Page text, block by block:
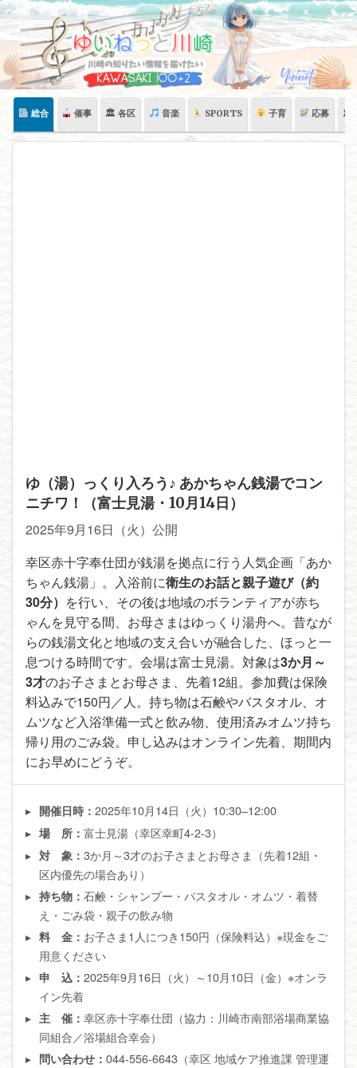
Skip
content
総合 催事 🏛 各区 音楽 SPORTS 子育 応募 🏛
ゆ（湯）っくり入ろう♪ あかちゃん銭湯でコン
ニチワ！（富士見湯・10月14日）
2025年9月16日（火）公開
幸区赤十字奉仕団が銭湯を拠点に行う人気企画「あか
ちゃん銭湯」。入浴前に衛生のお話と親子遊び（約
30分） を行い、その後は地域のボランティアが赤ち
ゃんを見守る間、お母さまはゆっくり湯舟へ。昔なが
らの銭湯文化と地域の支え合いが融合した、ほっと一
息つける時間です。会場は富士見湯。対象は3か月～
3才のお子さまとお母さま、先着12組。参加費は保険
料込みで150円／人。持ち物は石鹸やバスタオル、オ
ムツなど入浴準備一式と飲み物、使用済みオムツ持ち
帰り用のごみ袋。申し込みはオンライン先着、期間内
にお早めにどうぞ。
開催日時：2025年10月14日（火）10:30–12:00
場 所：富士見湯（幸区幸町4-2-3）
対 象：3か月～3才のお子さまとお母さま（先着12組・
区内優先の場合あり）
持ち物：石鹸・シャンプー・バスタオル・オムツ・着替
え・ごみ袋・親子の飲み物
料 金： お子さま1人につき150円（保険料込）※現金をご
用意ください
申 込：2025年9月16日（火）～10月10日（金）※オンラ
イン先着
主 催：幸区赤十字奉仕団（協力：川崎市南部浴場商業協
同組合／浴場組合幸会）
問い合わせ：044-556-6643（幸区 地域ケア推進課 管理運